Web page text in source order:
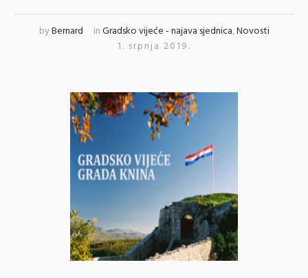
byBernard inGradsko vijeće - najava sjednica,Novosti
1. srpnja 2019.